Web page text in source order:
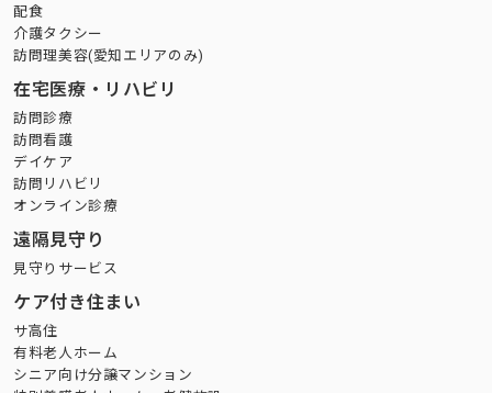
配食
介護タクシー
訪問理美容(愛知エリアのみ)
在宅医療・リハビリ
訪問診療
訪問看護
デイケア
訪問リハビリ
オンライン診療
遠隔見守り
見守りサービス
ケア付き住まい
サ高住
有料老人ホーム
シニア向け分譲マンション